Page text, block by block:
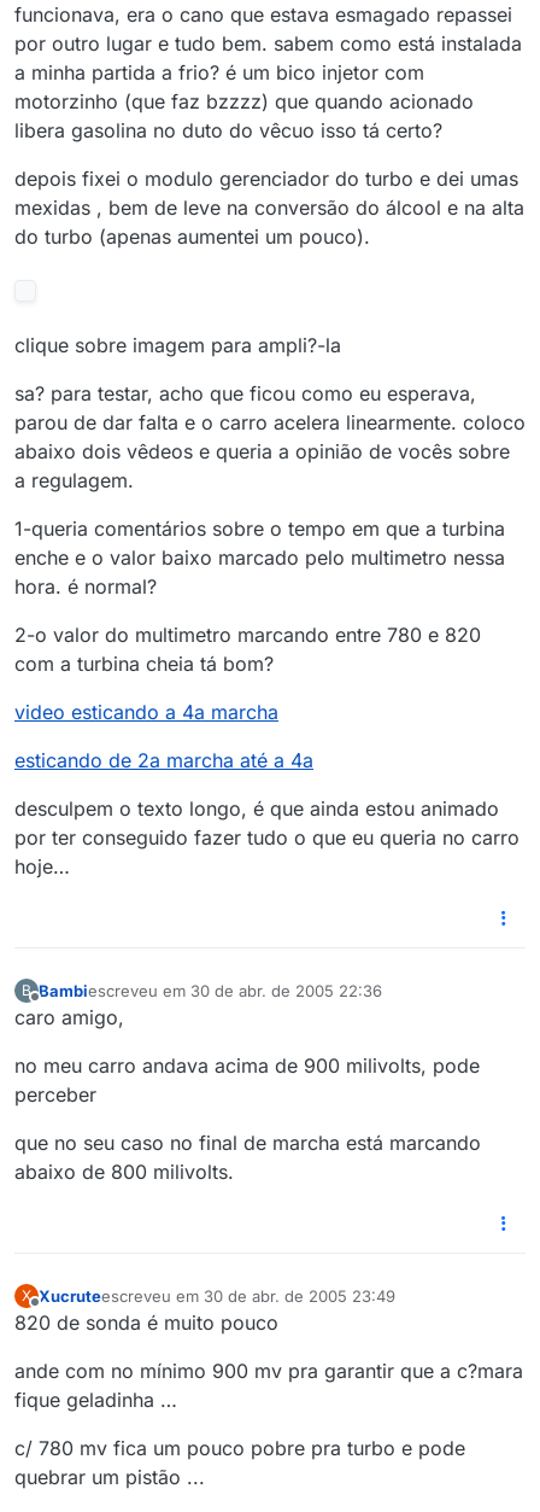
funcionava, era o cano que estava esmagado repassei
por outro lugar e tudo bem. sabem como está instalada
a minha partida a frio? é um bico injetor com
motorzinho (que faz bzzzz) que quando acionado
libera gasolina no duto do vêcuo isso tá certo?
depois fixei o modulo gerenciador do turbo e dei umas
mexidas , bem de leve na conversão do álcool e na alta
do turbo (apenas aumentei um pouco).
clique sobre imagem para ampli?-la
sa? para testar, acho que ficou como eu esperava,
parou de dar falta e o carro acelera linearmente. coloco
abaixo dois vêdeos e queria a opinião de vocês sobre
a regulagem.
1-queria comentários sobre o tempo em que a turbina
enche e o valor baixo marcado pelo multimetro nessa
hora. é normal?
2-o valor do multimetro marcando entre 780 e 820
com a turbina cheia tá bom?
video esticando a 4a marcha
esticando de 2a marcha até a 4a
desculpem o texto longo, é que ainda estou animado
por ter conseguido fazer tudo o que eu queria no carro
hoje…
B Bambiescreveu em 30 de abr. de 2005 22:36
última edição por
caro amigo,
no meu carro andava acima de 900 milivolts, pode
perceber
que no seu caso no final de marcha está marcando
abaixo de 800 milivolts.
X
Offline
Xucruteescreveu em 30 de abr. de 2005 23:49
última edição por
820 de sonda é muito pouco
ande com no mínimo 900 mv pra garantir que a c?mara
fique geladinha …
c/ 780 mv fica um pouco pobre pra turbo e pode
quebrar um pistão ...